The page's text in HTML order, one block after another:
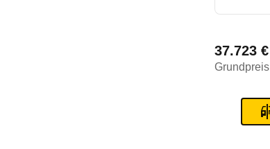
Grundpreis
37.723 €